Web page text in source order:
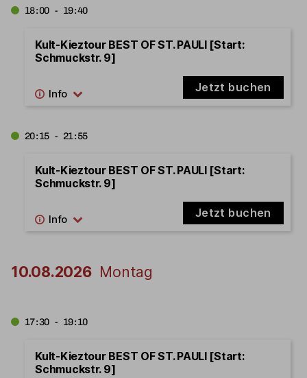
18:00 - 19:40
Kult-Kieztour BEST OF ST. PAULI [Start:
Schmuckstr. 9]
Jetzt buchen
20:15 - 21:55
Kult-Kieztour BEST OF ST. PAULI [Start:
Schmuckstr. 9]
Jetzt buchen
10.08.2026 Montag
17:30 - 19:10
Kult-Kieztour BEST OF ST. PAULI [Start:
Schmuckstr. 9]